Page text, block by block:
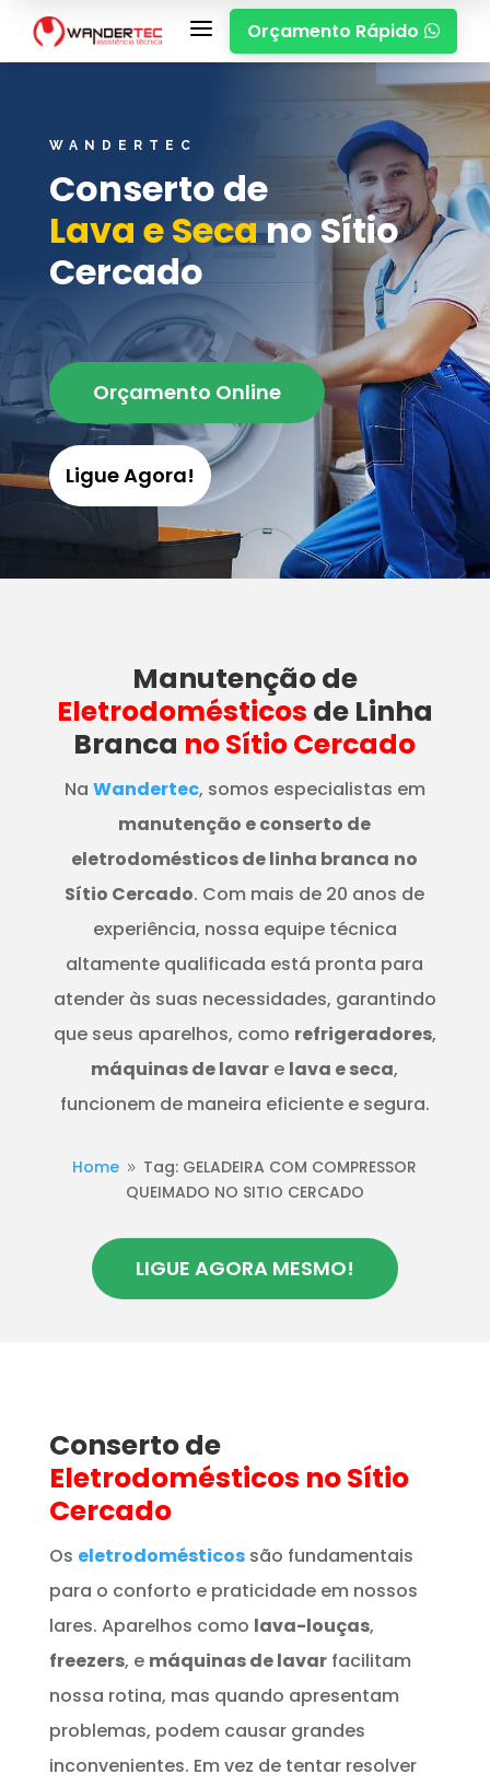
a Orçamento Rápido 
WANDERTEC
Conserto de
Lava e Secano Sítio
Cercado
Orçamento Online
Ligue Agora!
Manutençãode
Eletrodomésticos de Linha
Branca no Sítio Cercado
Na Wandertec, somos especialistas em
manutenção e conserto de
eletrodomésticos de linha branca no
Sítio Cercado. Com mais de 20 anos de
experiência, nossa equipe técnica
altamente qualificada está pronta para
atender às suas necessidades, garantindo
que seus aparelhos, como refrigeradores,
máquinas de lavar e lava e seca,
funcionem de maneira eficiente e segura.
Home 9 Tag: GELADEIRA COM COMPRESSOR
QUEIMADO NO SITIO CERCADO
LIGUE AGORA MESMO!
Conserto de
Eletrodomésticos no Sítio
Cercado
Os eletrodomésticos são fundamentais
para o conforto e praticidade em nossos
lares. Aparelhos como lava-louças,
freezers, e máquinas de lavarfacilitam
nossa rotina, mas quando apresentam
problemas, podem causar grandes
inconvenientes. Em vez de tentar resolver